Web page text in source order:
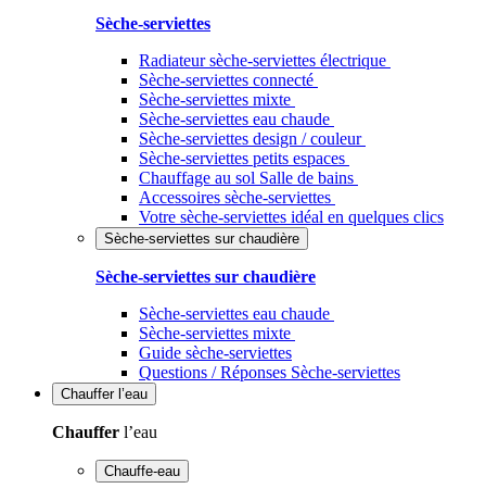
Sèche-serviettes
Radiateur sèche-serviettes électrique
Sèche-serviettes connecté
Sèche-serviettes mixte
Sèche-serviettes eau chaude
Sèche-serviettes design / couleur
Sèche-serviettes petits espaces
Chauffage au sol Salle de bains
Accessoires sèche-serviettes
Votre sèche-serviettes idéal en quelques clics
Sèche-serviettes sur chaudière
Sèche-serviettes sur chaudière
Sèche-serviettes eau chaude
Sèche-serviettes mixte
Guide sèche-serviettes
Questions / Réponses Sèche-serviettes
Chauffer l’eau
Chauffer l’eau
Chauffe-eau